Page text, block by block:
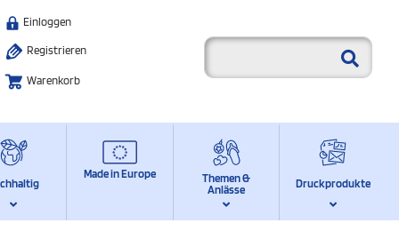
Einloggen
Registrieren
Warenkorb
Made in Europe
Themen &
Anlässe
Druckprodukte